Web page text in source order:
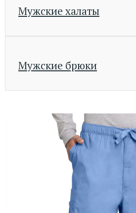
Мужские халаты
Мужские брюки